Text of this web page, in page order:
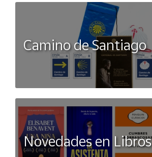
Camino de Santiago
Novedades en Libros